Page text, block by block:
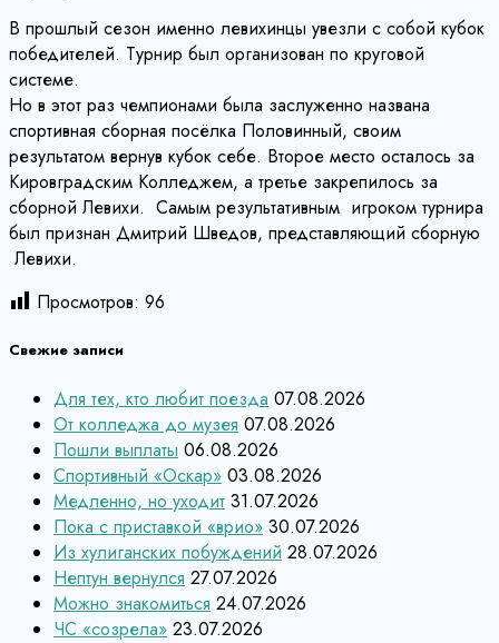
В прошлый сезон именно левихинцы увезли с собой кубок
победителей. Турнир был организован по круговой
системе.
Но в этот раз чемпионами была заслуженно названа
спортивная сборная посёлка Половинный, своим
результатом вернув кубок себе. Второе место осталось за
Кировградским Колледжем, а третье закрепилось за
сборной Левихи. Самым результативным игроком турнира
был признан Дмитрий Шведов, представляющий сборную
Левихи.
Просмотров: 96
Свежие записи
Для тех, кто любит поезда 07.08.2026
От колледжа до музея 07.08.2026
Пошли выплаты 06.08.2026
Спортивный «Оскар» 03.08.2026
Медленно, но уходит 31.07.2026
Пока с приставкой «врио» 30.07.2026
Из хулиганских побуждений 28.07.2026
Нептун вернулся 27.07.2026
Можно знакомиться 24.07.2026
ЧС «созрела» 23.07.2026